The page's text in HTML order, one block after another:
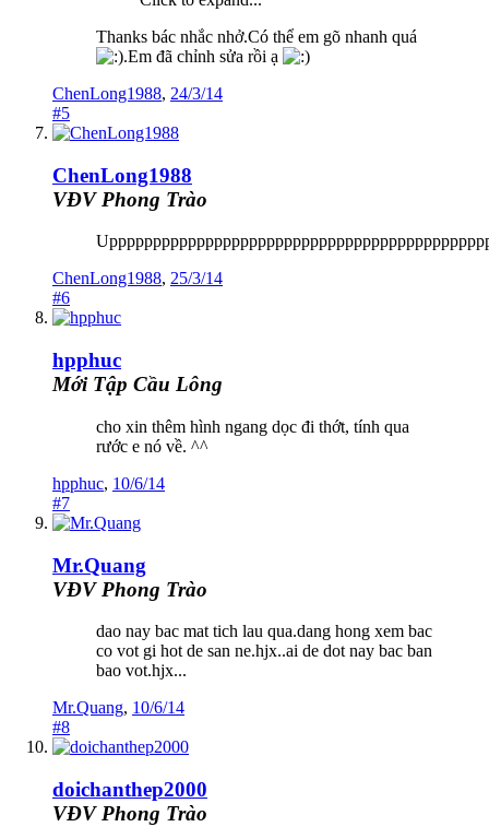
Thanks bác nhắc nhở.Có thể em gõ nhanh quá
.Em đã chỉnh sửa rồi ạ
ChenLong1988, 24/3/14
#5
ChenLong1988
VĐV Phong Trào
ChenLong1988, 25/3/14
#6
hpphuc
Mới Tập Cầu Lông
cho xin thêm hình ngang dọc đi thớt, tính qua
rước e nó về. ^^
hpphuc, 10/6/14
#7
Mr.Quang
VĐV Phong Trào
dao nay bac mat tich lau qua.dang hong xem bac
co vot gi hot de san ne.hjx..ai de dot nay bac ban
bao vot.hjx...
Mr.Quang, 10/6/14
#8
doichanthep2000
VĐV Phong Trào